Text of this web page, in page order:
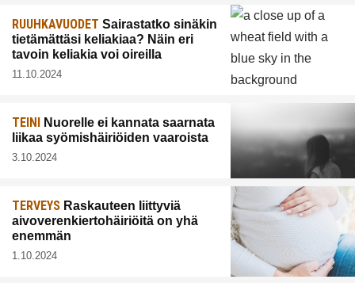
RUUHKAVUODET Sairastatko sinäkin
tietämättäsi keliakiaa? Näin eri
tavoin keliakia voi oireilla
11.10.2024
TEINI Nuorelle ei kannata saarnata
liikaa syömishäiriöiden vaaroista
3.10.2024
TERVEYS Raskauteen liittyviä
aivoverenkiertohäiriöitä on yhä
enemmän
1.10.2024